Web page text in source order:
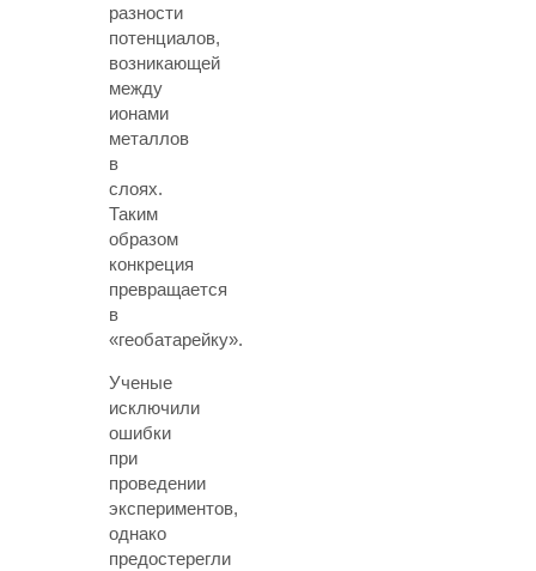
разности
потенциалов,
возникающей
между
ионами
металлов
в
слоях.
Таким
образом
конкреция
превращается
в
«геобатарейку».
Ученые
исключили
ошибки
при
проведении
экспериментов,
однако
предостерегли